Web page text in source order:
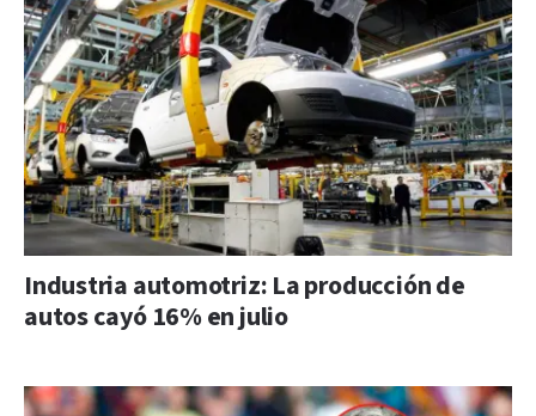
Industria automotriz: La producción de
autos cayó 16% en julio